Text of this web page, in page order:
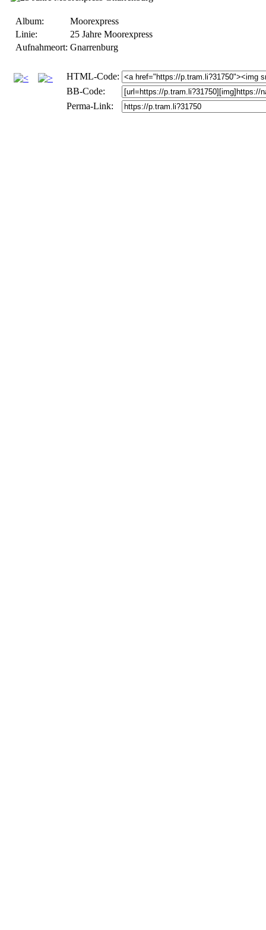
Album:
Moorexpress
Linie:
25 Jahre Moorexpress
Aufnahmeort: Gnarrenburg
HTML-Code:
BB-Code:
Perma-Link: